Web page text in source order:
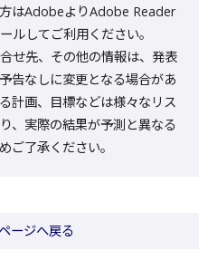
はAdobeよりAdobe Reader
ルしてご利用ください。
せ先、その他の情報は、発表
告なしに変更となる場合があ
計画、目標などは様々なリス
、実際の結果が予測と異なる
ご了承ください。
ージへ戻る